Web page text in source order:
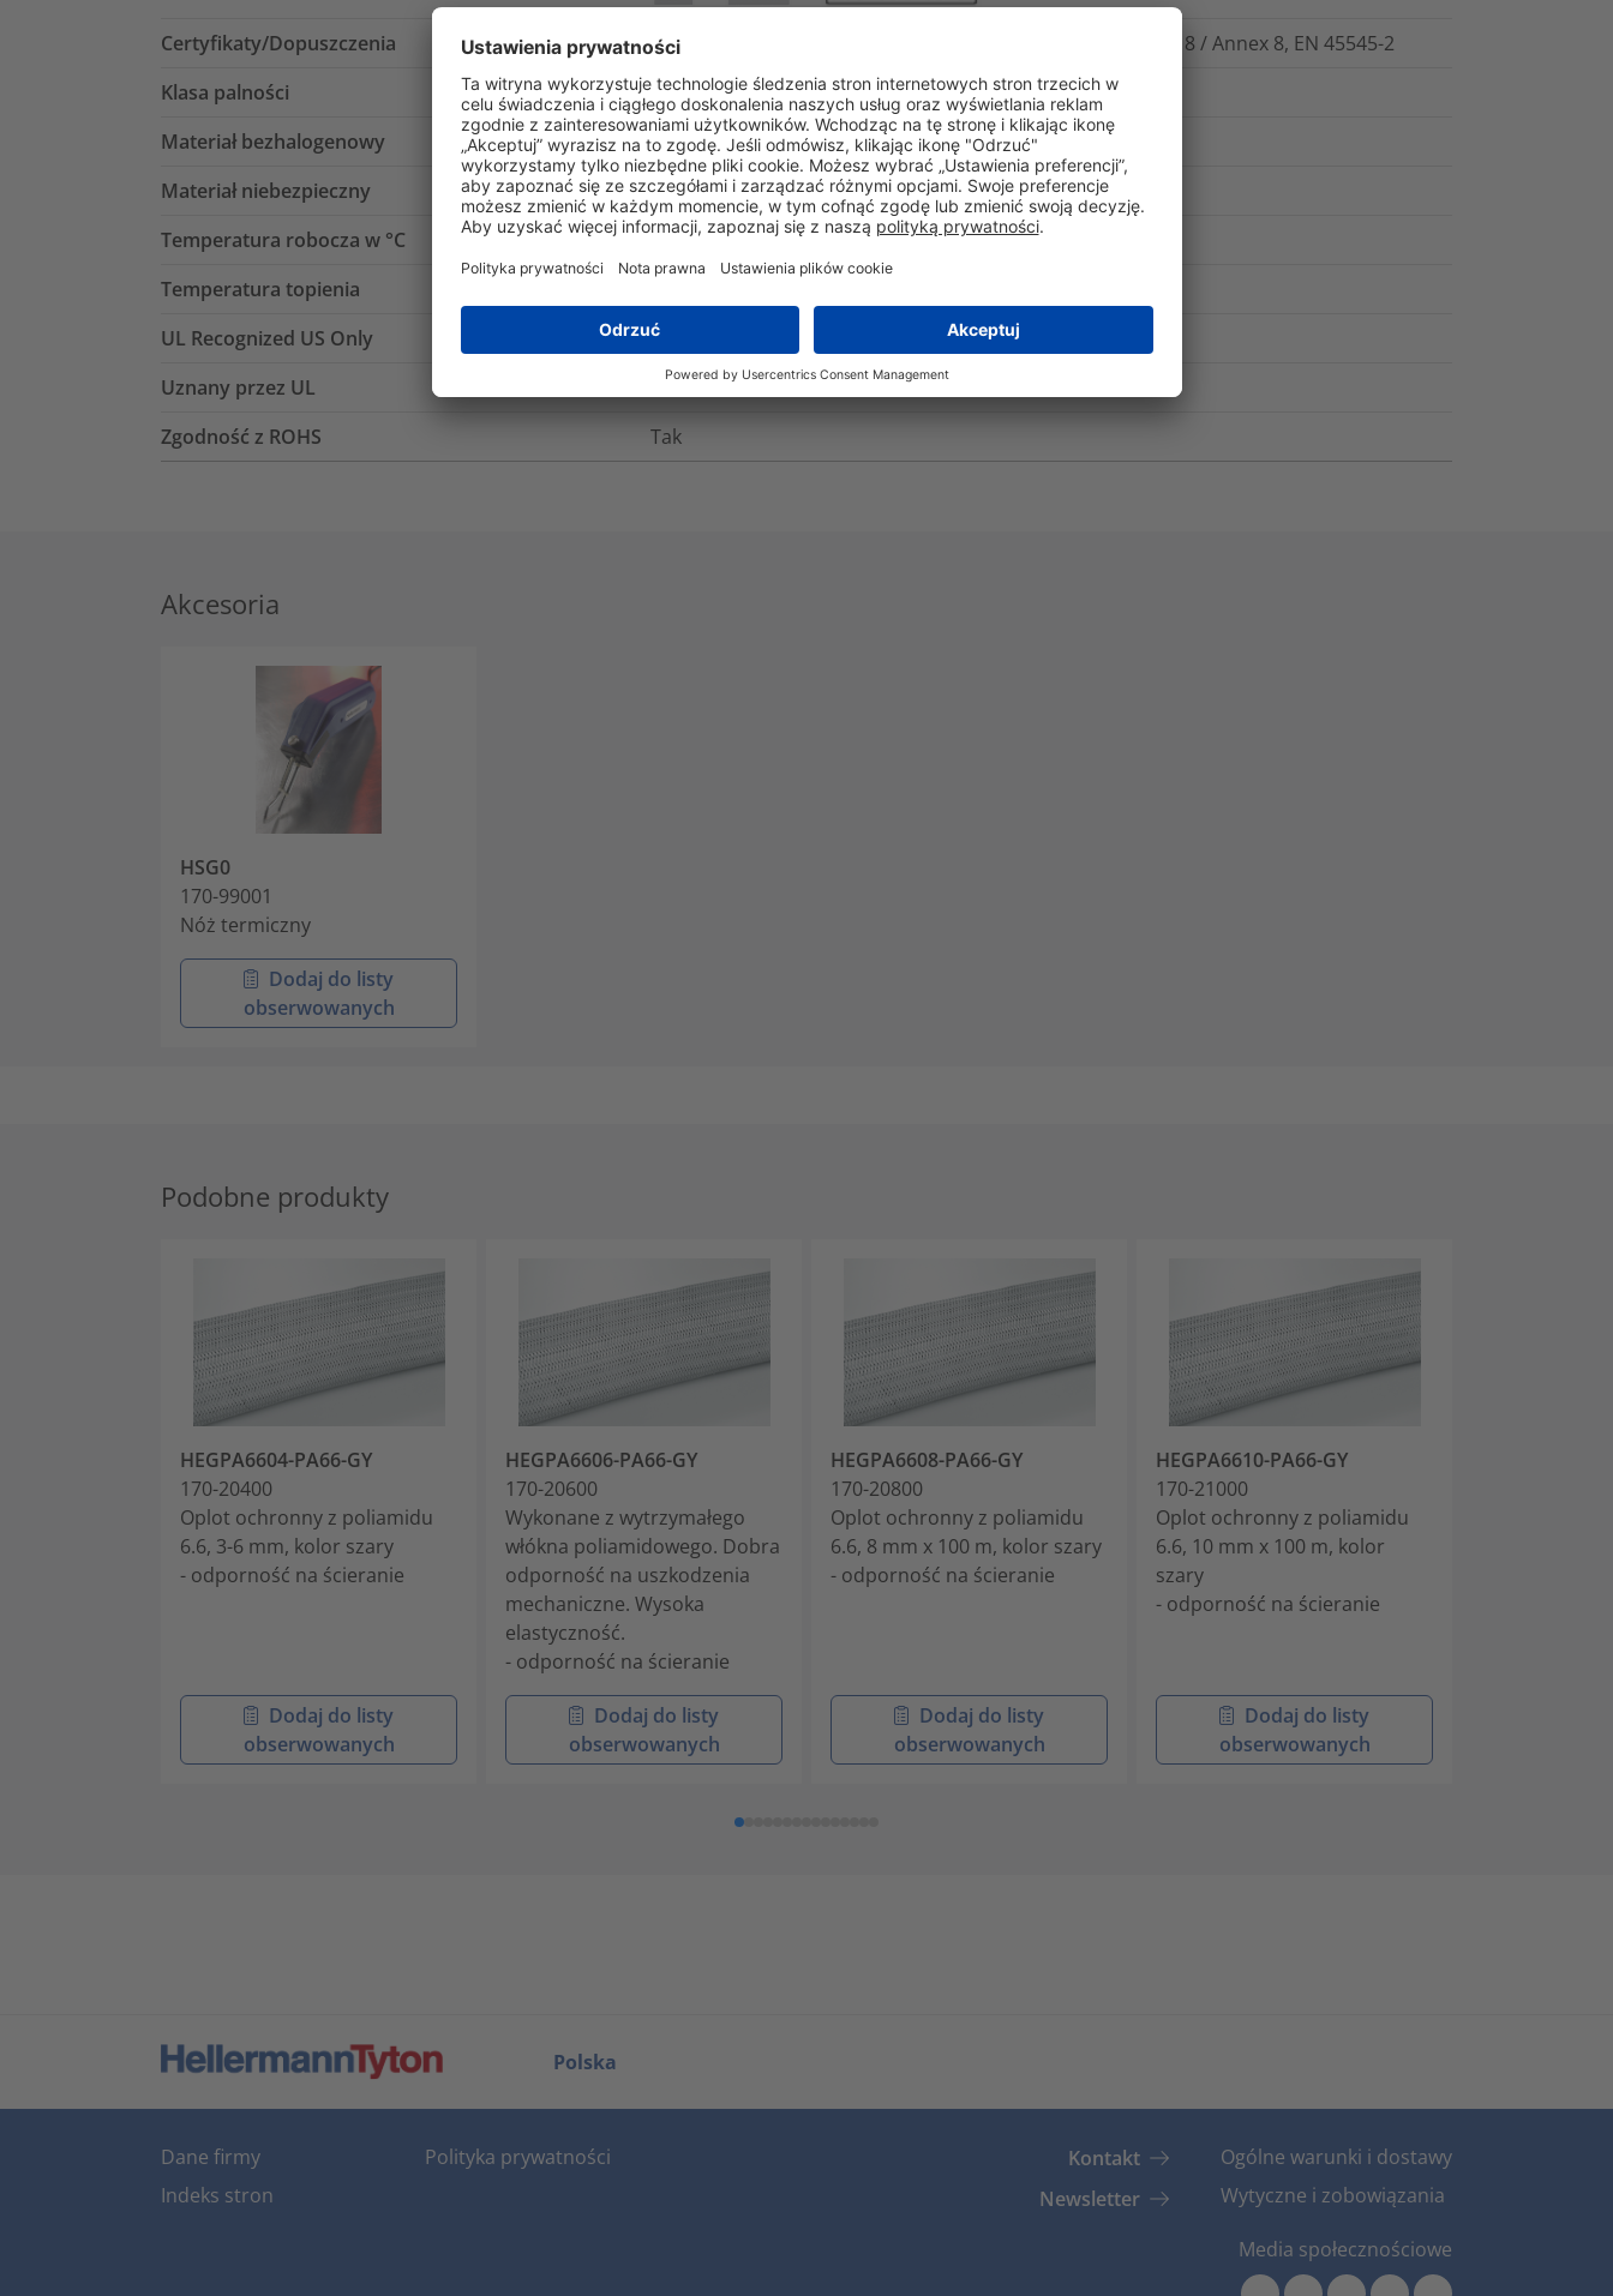
Certyfikaty/Dopuszczenia
ECE R-118-03 Abschnitt 6 / Annex 6, ECE R-118-03 Abschnitt 8 / Annex 8, EN 45545-2
Klasa palności
UL 94 V2, FMVSS-302
Materiał bezhalogenowy
Tak
Materiał niebezpieczny
Nie
Temperatura robocza w °C
-60°C do +150°C
Temperatura topienia
UL Recognized US Only
Nie
Uznany przez UL
Nie
Zgodność z ROHS
Tak
Akcesoria
HSG0
170-99001
Nóż termiczny
Dodaj do listy
obserwowanych
Podobne produkty
HEGPA6604-PA66-GY
170-20400
Oplot ochronny z poliamidu
6.6, 3-6 mm, kolor szary
- odporność na ścieranie
Dodaj do listy
obserwowanych
HEGPA6606-PA66-GY
170-20600
Wykonane z wytrzymałego
włókna poliamidowego. Dobra
odporność na uszkodzenia
mechaniczne. Wysoka
elastyczność.
- odporność na ścieranie
Dodaj do listy
obserwowanych
HEGPA6608-PA66-GY
170-20800
Oplot ochronny z poliamidu
6.6, 8 mm x 100 m, kolor szary
- odporność na ścieranie
Dodaj do listy
obserwowanych
HEGPA6610-PA66-GY
170-21000
Oplot ochronny z poliamidu
6.6, 10 mm x 100 m, kolor
szary
- odporność na ścieranie
Dodaj do listy
obserwowanych
Polska
Dane firmy
Indeks stron
Polityka prywatności
Kontakt
Newsletter
Ogólne warunki i dostawy
Wytyczne i zobowiązania
Media społecznościowe